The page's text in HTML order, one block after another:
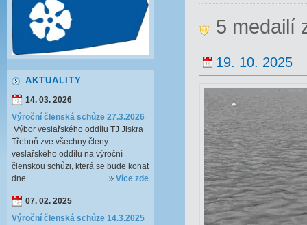
5 medailí
19. 10. 2025
AKTUALITY
14. 03. 2026
Výroční členská schůze 27.3.2026
Výbor veslařského oddílu TJ Jiskra
Třeboň zve všechny členy
veslařského oddílu na výroční
členskou schůzi, která se bude konat
dne...
Více zde
07. 02. 2025
Výroční členská schůze 14.3.2025